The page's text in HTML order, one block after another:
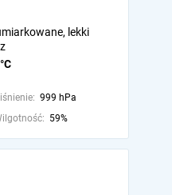
lekki
999 hPa
59%